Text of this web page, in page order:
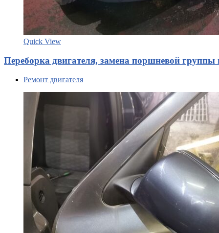
Quick View
Переборка двигателя, замена поршневой
Ремонт двигателя